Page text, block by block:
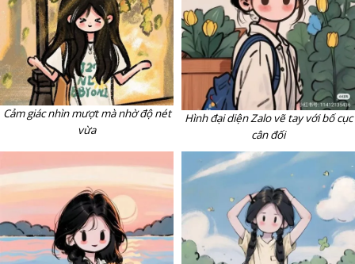
Cảm giác nhìn mượt mà nhờ độ nét
vừa
Hình đại diện Zalo vẽ tay với bố cục
cân đối